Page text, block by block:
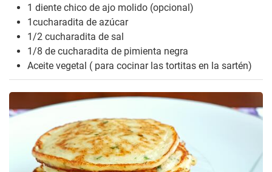
1 diente chico de ajo molido (opcional)
1cucharadita de azúcar
1/2 cucharadita de sal
1/8 de cucharadita de pimienta negra
Aceite vegetal ( para cocinar las tortitas en la sartén)